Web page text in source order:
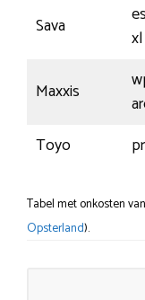
Sava
xl
Maxxis
Toyo
Tabel met onkosten
Opsterland).